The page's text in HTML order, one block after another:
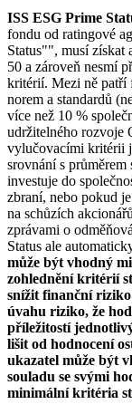
ISS ESG Prime
fondu od ratingové
Status"", musí získat
50 a zároveň nesmí
kritérií. Mezi ně patří
norem a standardů
více než 10 %
udržitelného rozvoje
vylučovacími kritérii
srovnání s
investuje do
zbraní, nebo pokud
na schůzích
zprávami o
Status ale
může být vhodný
zohlednění kritérií
snížit finanční
úvahu riziko, že
příležitostí
lišit od hodnocení
ukazatel může být
souladu se svými
minimální kritéria